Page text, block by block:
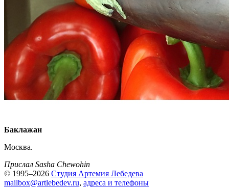
Баклажан
Москва.
Прислал Sasha Chewohin
© 1995–2026 Студия Артемия Лебедева
mailbox@artlebedev.ru, адреса и телефоны